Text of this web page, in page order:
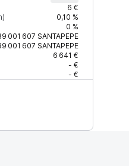
6 €
0,10 %
0 %
001 607 SANTAPEPE
001 607 SANTAPEPE
6 641 €
- €
- €
Mis à jour